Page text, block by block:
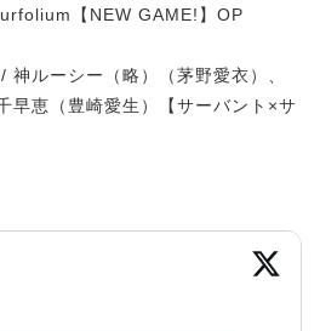
【NEW GAME!】OP
神ルーシー（略）（茅野愛衣）、
早恵（豊崎愛生）【サーバント×サ